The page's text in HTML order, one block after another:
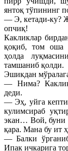
янтоқ тўпининг
— Э, кетади-ку?
опчиқ!
Какликлар
қоқиб, том оша
ҳолда
тамшаниб қолди.
Эшикдан
— Нима?
деди.
— Эҳ, уйга
кулимсираб
экан… Вой, буни
қара. Мана бу ит
— Балки
Ипак ичкарига